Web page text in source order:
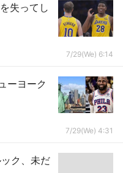
失ってし
7/29(We) 6:14
ーヨーク
7/29(We) 4:31
ク、未だ